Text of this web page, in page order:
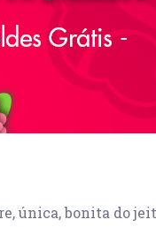
única, bonita do